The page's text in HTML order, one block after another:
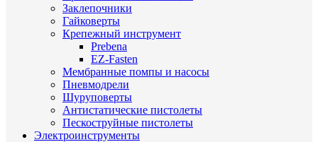
Заклепочники
Гайковерты
Крепежный инструмент
Prebena
EZ-Fasten
Мембранные помпы и насосы
Пневмодрели
Шуруповерты
Антистатические пистолеты
Пескоструйные пистолеты
Электроинструменты